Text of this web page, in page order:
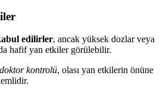
edilirler, ancak yüksek dozlar veya
hafif yan etkiler görülebilir.
kontrolü, olası yan etkilerin önüne